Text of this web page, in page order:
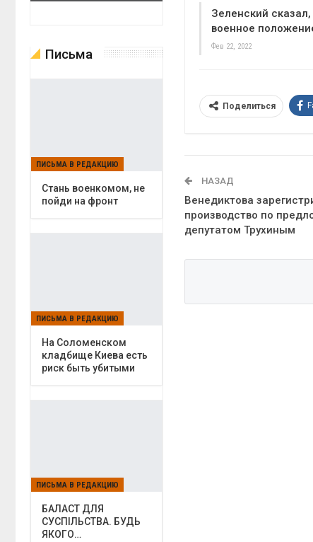
Зеленский сказал,
военное
Фев 22, 2022
Поделиться
НАЗАД
Венедиктова
производство по
депутатом Трухиным
Письма
ПИСЬМА В РЕДАКЦИЮ
Cтань военкомом, не
пойди на фронт
ПИСЬМА В РЕДАКЦИЮ
На Соломенском
кладбище Киева есть
риск быть убитыми
ПИСЬМА В РЕДАКЦИЮ
БАЛАСТ ДЛЯ
СУСПІЛЬСТВА. БУДЬ
ЯКОГО…